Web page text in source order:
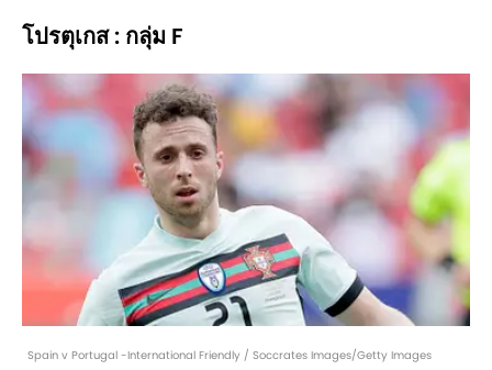
โปรตุเกส : กลุ่ม F
Spain v Portugal -International Friendly / Soccrates Images/Getty Images